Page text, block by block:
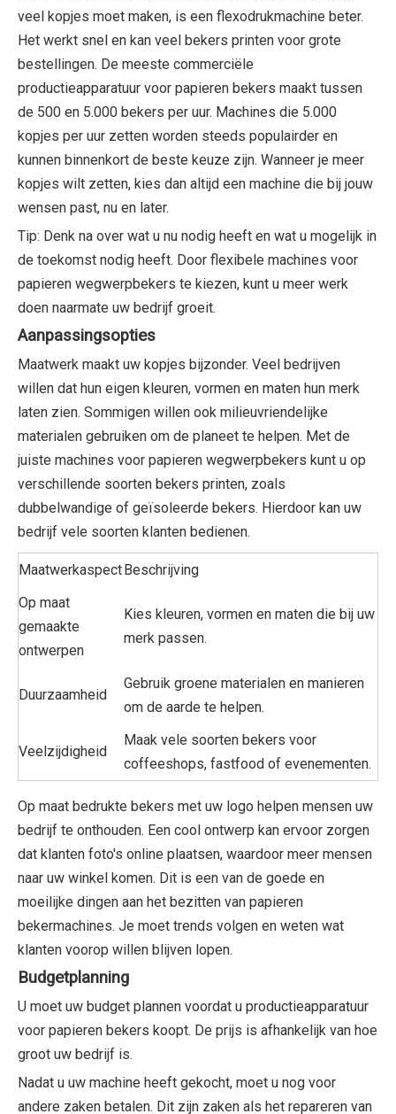
veel kopjes moet maken, is een flexodrukmachine beter.
Het werkt snel en kan veel bekers printen voor grote
bestellingen. De meeste commerciële
productieapparatuur voor papieren bekers maakt tussen
de 500 en 5.000 bekers per uur. Machines die 5.000
kopjes per uur zetten worden steeds populairder en
kunnen binnenkort de beste keuze zijn. Wanneer je meer
kopjes wilt zetten, kies dan altijd een machine die bij jouw
wensen past, nu en later.
Tip: Denk na over wat u nu nodig heeft en wat u mogelijk in
de toekomst nodig heeft. Door flexibele machines voor
papieren wegwerpbekers te kiezen, kunt u meer werk
doen naarmate uw bedrijf groeit.
Aanpassingsopties
Maatwerk maakt uw kopjes bijzonder. Veel bedrijven
willen dat hun eigen kleuren, vormen en maten hun merk
laten zien. Sommigen willen ook milieuvriendelijke
materialen gebruiken om de planeet te helpen. Met de
juiste machines voor papieren wegwerpbekers kunt u op
verschillende soorten bekers printen, zoals
dubbelwandige of geïsoleerde bekers. Hierdoor kan uw
bedrijf vele soorten klanten bedienen.
MaatwerkaspectBeschrijving
Op maat
gemaakte
ontwerpen
Kies kleuren, vormen en maten die bij uw
merk passen.
Duurzaamheid
Gebruik groene materialen en manieren
om de aarde te helpen.
Veelzijdigheid
Maak vele soorten bekers voor
coffeeshops, fastfood of evenementen.
Op maat bedrukte bekers met uw logo helpen mensen uw
bedrijf te onthouden. Een cool ontwerp kan ervoor zorgen
dat klanten foto's online plaatsen, waardoor meer mensen
naar uw winkel komen. Dit is een van de goede en
moeilijke dingen aan het bezitten van papieren
bekermachines. Je moet trends volgen en weten wat
klanten voorop willen blijven lopen.
Budgetplanning
U moet uw budget plannen voordat u productieapparatuur
voor papieren bekers koopt. De prijs is afhankelijk van hoe
groot uw bedrijf is.
Nadat u uw machine heeft gekocht, moet u nog voor
andere zaken betalen. Dit zijn zaken als het repareren van